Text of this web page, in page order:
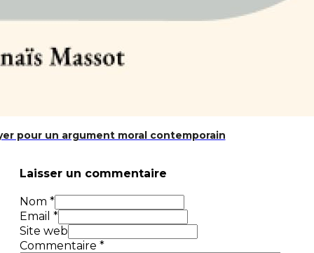
pour un argument moral contemporain
Laisser un commentaire
Nom *
Email *
Site web
Commentaire *